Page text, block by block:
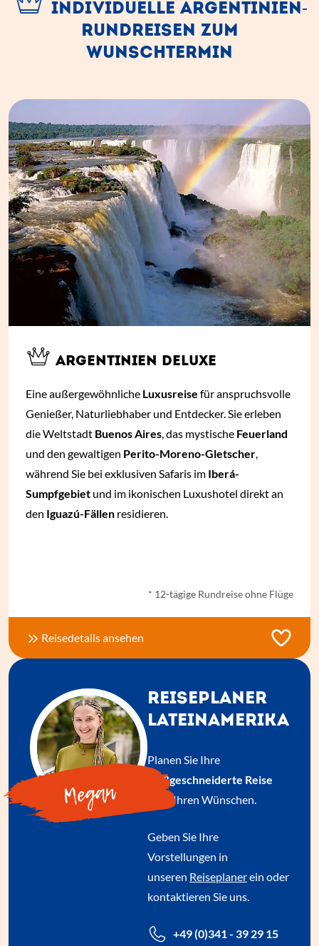
INDIVIDUELLE ARGENTINIEN-
RUNDREISEN ZUM
WUNSCHTERMIN
ARGENTINIEN DELUXE
Eine außergewöhnliche Luxusreise für anspruchsvolle
Genießer, Naturliebhaber und Entdecker. Sie erleben
die Weltstadt Buenos Aires, das mystische Feuerland
und den gewaltigen Perito-Moreno-Gletscher,
während Sie bei exklusiven Safaris im Iberá-
Sumpfgebiet und im ikonischen Luxushotel direkt an
den Iguazú-Fällen residieren.
* 12-tägige Rundreise ohne Flüge
Reisedetails ansehen
Megan
REISEPLANER
LATEINAMERIKA
Planen Sie Ihre
maßgeschneiderte Reise
nach Ihren Wünschen.
Geben Sie Ihre
Vorstellungen in
unseren Reiseplanerein oder
kontaktieren Sie uns.
+49 (0)341 - 39 29 15